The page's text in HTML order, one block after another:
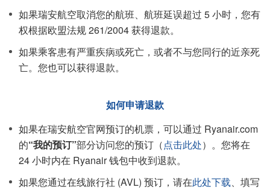
如果瑞安航空取消您的航班、航班延误超过 5 小时，您有
权根据欧盟法规 261/2004 获得退款。
如果乘客患有严重疾病或死亡，或者不与您同行的近亲死
亡。您也可以获得退款。
如何申请退款
如果在瑞安航空官网预订的机票，可以通过 Ryanair.com
的“我的预订”部分访问您的预订（点击此处）。您将在
24 小时内在 Ryanair 钱包中收到退款。
如果您通过在线旅行社 (AVL) 预订，请在此处下载、填写